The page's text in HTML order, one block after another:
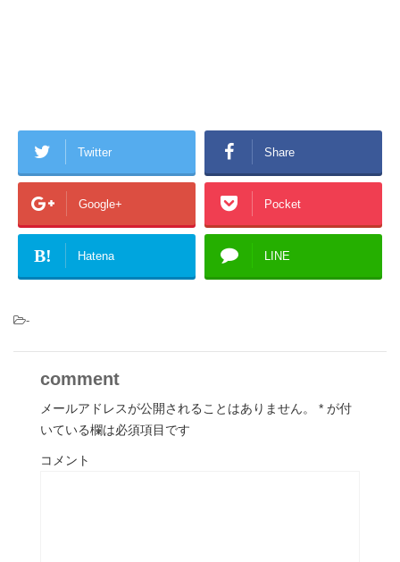
Twitter Share
Google+ Pocket
B! Hatena LINE
-
comment
メールアドレスが公開されることはありません。 * が付
いている欄は必須項目です
コメント